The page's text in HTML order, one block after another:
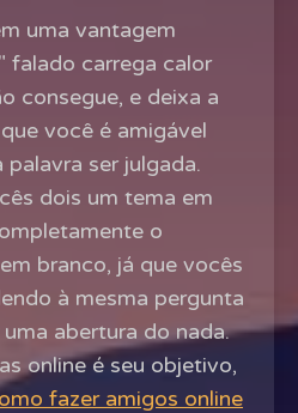
uma vantagem
falado carrega calor
consegue, e deixa a
você é amigável
ser julgada.
dois um tema em
o
branco, já que vocês
à mesma pergunta
abertura do nada.
online é seu objetivo,
fazer amigos online